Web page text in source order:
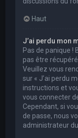
Haut
J’ai perdu mon
Pas de panique !
pas être
Veuillez vous
sur « J’ai perdu
instructions et
vous connecter
Cependant, si
de passe, nous
administrateur